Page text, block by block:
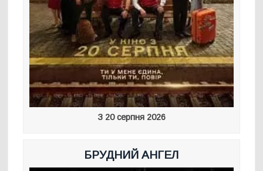
З 20 серпня 2026
БРУДНИЙ АНГЕЛ